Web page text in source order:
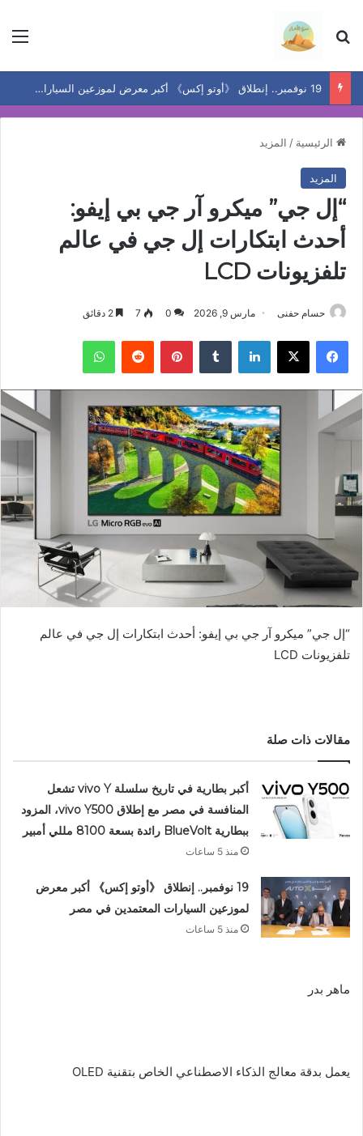
بحث عن
19 نوفمبر.. إنطلاق 《أوتو إكس》 أكبر معرض لموزعين السيارات المعتمدين في مصر
الرئيسية / المزيد
المزيد
“إل جي” ميكرو آر جي بي إيفو:
أحدث ابتكارات إل جي في عالم
تلفزيونات LCD
حسام حفنى مارس 9, 2026 0
7
فيسبوك ‫X لينكدإن بينتيريست واتساب
“إل جي” ميكرو آر جي بي إيفو: أحدث ابتكارات إل جي في عالم
تلفزيونات LCD
مقالات ذات صلة
أكبر بطارية في تاريخ سلسلة vivo Y تشعل
المنافسة في مصر مع إطلاق vivo Y500، المزود
ببطارية BlueVolt رائدة بسعة 8100 مللي أمبير
منذ 5 ساعات
19 نوفمبر.. إنطلاق 《أوتو إكس》 أكبر معرض
لموزعين السيارات المعتمدين في مصر
منذ 5 ساعات
ماهر بدر
يعمل بدقة معالج الذكاء الاصطناعي الخاص بتقنية OLED